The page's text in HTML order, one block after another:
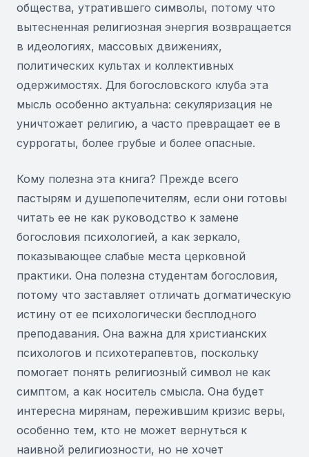
общества, утратившего символы, потому что
вытесненная религиозная энергия возвращается
в идеологиях, массовых движениях,
политических культах и коллективных
одержимостях. Для богословского клуба эта
мысль особенно актуальна: секуляризация не
уничтожает религию, а часто превращает ее в
суррогаты, более грубые и более опасные.
Кому полезна эта книга? Прежде всего
пастырям и душепопечителям, если они готовы
читать ее не как руководство к замене
богословия психологией, а как зеркало,
показывающее слабые места церковной
практики. Она полезна студентам богословия,
потому что заставляет отличать догматическую
истину от ее психологически бесплодного
преподавания. Она важна для христианских
психологов и психотерапевтов, поскольку
помогает понять религиозный символ не как
симптом, а как носитель смысла. Она будет
интересна мирянам, пережившим кризис веры,
особенно тем, кто не может вернуться к
наивной религиозности, но не хочет